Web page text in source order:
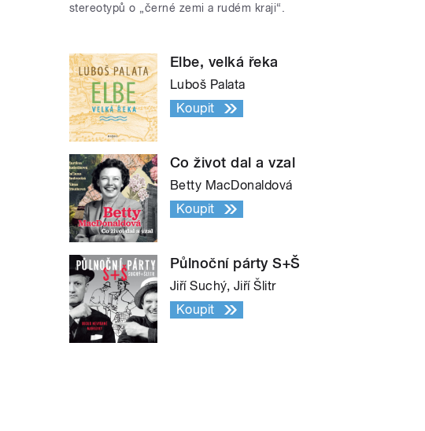
stereotypů o „černé zemi a rudém kraji“.
Elbe, velká řeka
Luboš Palata
Koupit
Co život dal a vzal
Betty MacDonaldová
Koupit
Půlnoční párty S+Š
Jiří Suchý, Jiří Šlitr
Koupit